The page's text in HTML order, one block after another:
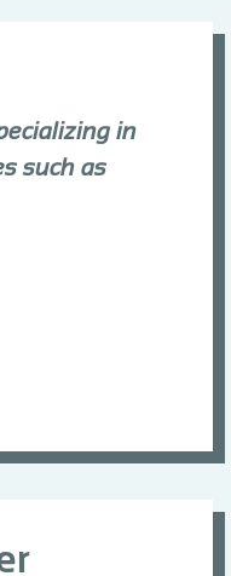
in
such as